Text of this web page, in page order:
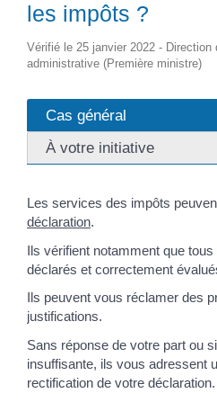
les impôts ?
Vérifié le 25 janvier 2022 - Direction
administrative (Première ministre)
Cas général
À votre initiative
Les services des impôts
déclaration.
Ils vérifient notamment que
déclarés et correctement
Ils peuvent vous réclamer des
justifications.
Sans réponse de votre part ou
insuffisante, ils vous adressent
rectification de votre déclaration.